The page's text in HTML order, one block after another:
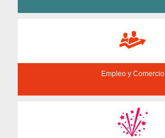
Empleo y Comercio